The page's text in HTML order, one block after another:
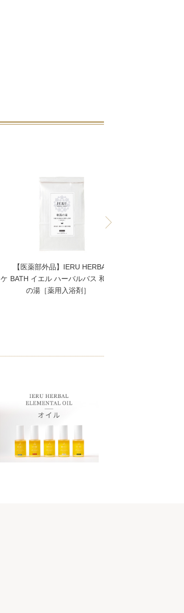
【医薬部外品】IERU HERBAL
BATH イエル ハーバルバス 和漢
の湯［薬用入浴剤］